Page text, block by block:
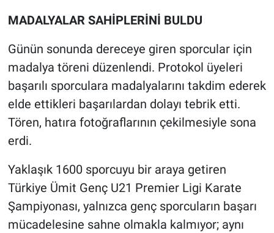
MADALYALAR SAHİPLERİNİ BULDU
Günün sonunda dereceye giren sporcular için
madalya töreni düzenlendi. Protokol üyeleri
başarılı sporculara madalyalarını takdim ederek
elde ettikleri başarılardan dolayı tebrik etti.
Tören, hatıra fotoğraflarının çekilmesiyle sona
erdi.
Yaklaşık 1600 sporcuyu bir araya getiren
Türkiye Ümit Genç U21 Premier Ligi Karate
Şampiyonası, yalnızca genç sporcuların başarı
mücadelesine sahne olmakla kalmıyor; aynı